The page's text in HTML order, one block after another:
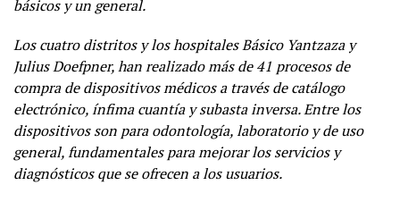
básicos y un general.
Los cuatro distritos y los hospitales Básico Yantzaza y
Julius Doefpner, han realizado más de 41 procesos de
compra de dispositivos médicos a través de catálogo
electrónico, ínfima cuantía y subasta inversa. Entre los
dispositivos son para odontología, laboratorio y de uso
general, fundamentales para mejorar los servicios y
diagnósticos que se ofrecen a los usuarios.